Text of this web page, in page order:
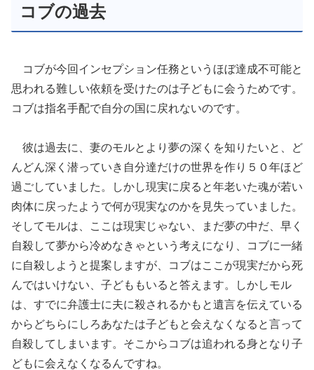
コブの過去
コブが今回インセプション任務というほぼ達成不可能と
思われる難しい依頼を受けたのは子どもに会うためです。
コブは指名手配で自分の国に戻れないのです。
彼は過去に、妻のモルとより夢の深くを知りたいと、ど
んどん深く潜っていき自分達だけの世界を作り５０年ほど
過ごしていました。しかし現実に戻ると年老いた魂が若い
肉体に戻ったようで何が現実なのかを見失っていました。
そしてモルは、ここは現実じゃない、まだ夢の中だ、早く
自殺して夢から冷めなきゃという考えになり、コブに一緒
に自殺しようと提案しますが、コブはここが現実だから死
んではいけない、子どももいると答えます。しかしモル
は、すでに弁護士に夫に殺されるかもと遺言を伝えている
からどちらにしろあなたは子どもと会えなくなると言って
自殺してしまいます。そこからコブは追われる身となり子
どもに会えなくなるんですね。